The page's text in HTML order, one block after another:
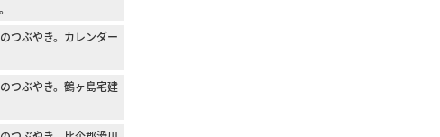
つぶやき。カレンダー
つぶやき。鶴ヶ島宅建